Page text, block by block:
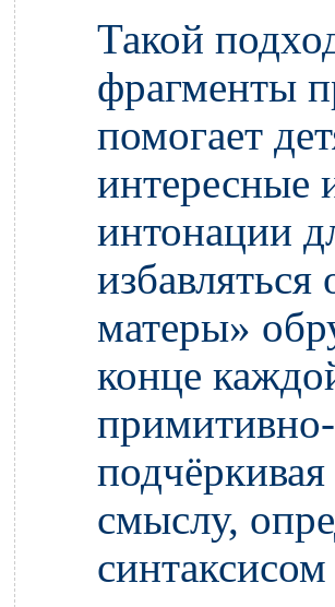
Такой
фрагменты
помогает
интересные
интонации
матеры»
конце
смыслу,